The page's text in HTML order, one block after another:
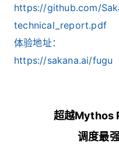
https://github.com/
technical_report.pdf
体验地址：
https://sakana.ai/fugu
超越Mythos
调度最